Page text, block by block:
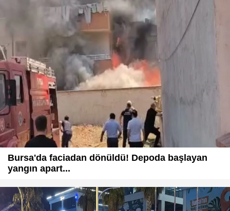
Bursa'da faciadan dönüldü! Depoda başlayan
yangın apart...